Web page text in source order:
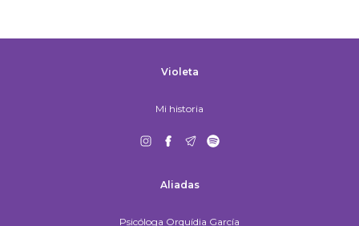
Violeta
Mi historia
Aliadas
Psicóloga Orquídia García